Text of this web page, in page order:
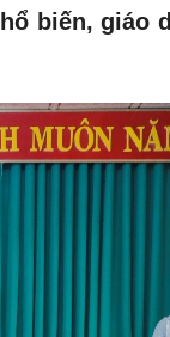
biến, giáo